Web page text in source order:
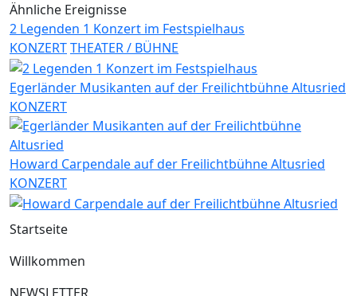
Ähnliche Ereignisse
2 Legenden 1 Konzert im Festspielhaus
KONZERTTHEATER / BÜHNE
Egerländer Musikanten auf der Freilichtbühne Altusried
KONZERT
Howard Carpendale auf der Freilichtbühne Altusried
KONZERT
Startseite
Willkommen